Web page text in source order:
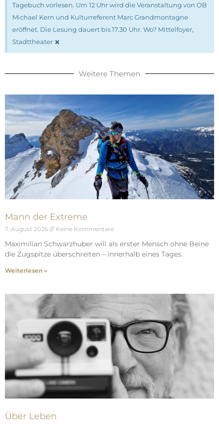
Tagebuch vorlesen. Um 12 Uhr wird die Veranstaltung von OB
Michael Kern und Kulturreferent Marc Grandmontagne
eröffnet. Die Lesung dauert bis 17.30 Uhr. Wo? Mittelfoyer,
Stadttheater ×
Weitere Themen
Mann der Extreme
7. August 2026 Keine Kommentare
Maximilian Schwarzhuber will als erster Mensch ohne Beine
die Zugspitze überschreiten – innerhalb eines Tages.
Weiterlesen »
Über Leben